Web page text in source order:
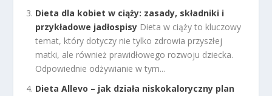
Dieta dla kobiet w ciąży: zasady, składniki i
przykładowe jadłospisy Dieta w ciąży to kluczowy
temat, który dotyczy nie tylko zdrowia przyszłej
matki, ale również prawidłowego rozwoju dziecka.
Odpowiednie odżywianie w tym...
Dieta Allevo – jak działa niskokaloryczny plan